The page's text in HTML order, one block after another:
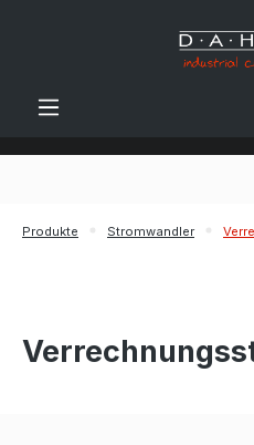
Zum Hauptinhalt springen
Produkte Stromwandler